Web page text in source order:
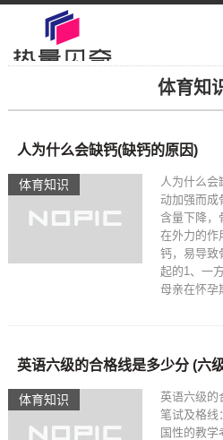
体育知
体育知识
人为什么会缺钙(缺钙的原因)
人为什么会
动加强而成
含量下降，
在外力的作
钙，易导致
起的1、一
母亲在怀孕
体育知识
英语六级的合格线是多少分 (六
英语六级的
笔试及格线
国性的教学